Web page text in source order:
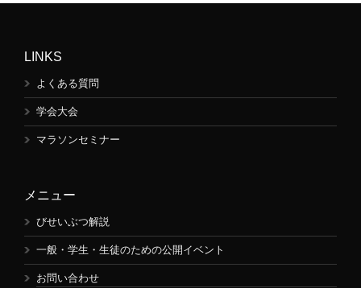
LINKS
よくある質問
学会大会
マラソンセミナー
メニュー
びせいぶつ解説
一般・学生・生徒のための公開イベント
お問い合わせ